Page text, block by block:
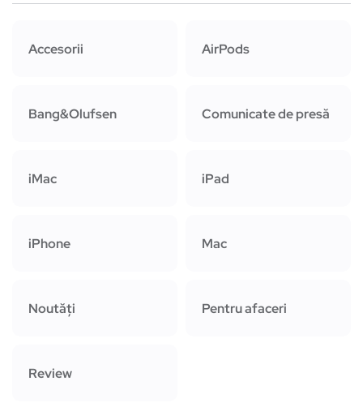
Accesorii AirPods
Bang&Olufsen Comunicate de presă
iMac iPad
iPhone Mac
Noutăți Pentru afaceri
Review